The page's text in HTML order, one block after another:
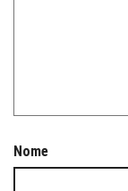
Nome